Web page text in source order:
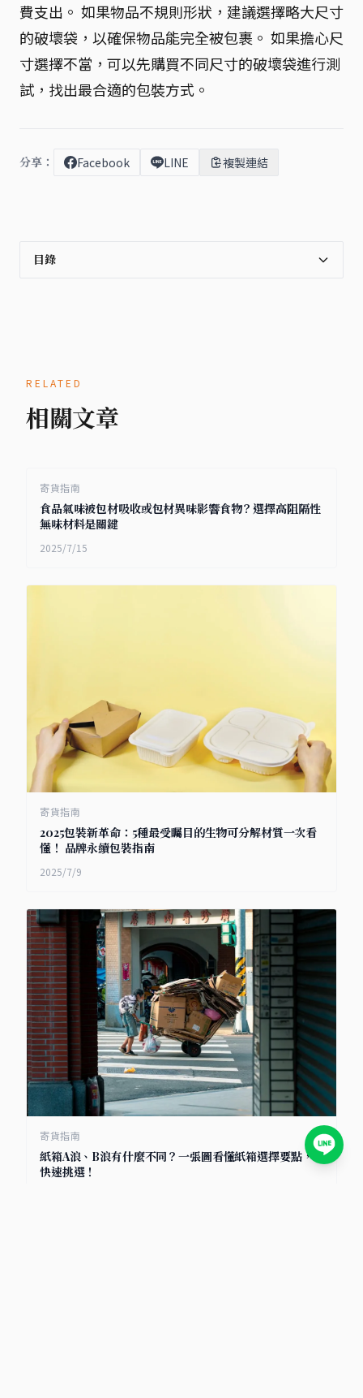
費支出。 如果物品不規則形狀，建議選擇略大尺寸
的破壞袋，以確保物品能完全被包裹。 如果擔心尺
寸選擇不當，可以先購買不同尺寸的破壞袋進行測
試，找出最合適的包裝方式。
分享： Facebook LINE 複製連結
目錄
RELATED
相關文章
寄貨指南
食品氣味被包材吸收或包材異味影響食物？選擇高阻隔性
無味材料是關鍵
2025/7/15
寄貨指南
2025包裝新革命：5種最受矚目的生物可分解材質一次看
懂！ 品牌永續包裝指南
2025/7/9
寄貨指南
紙箱A浪、B浪有什麼不同？一張圖看懂紙箱選擇要點，
快速挑選！